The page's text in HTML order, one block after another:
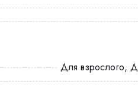
Для взрослого,